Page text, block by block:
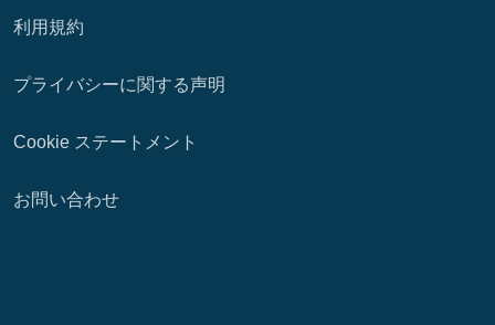
利用規約
プライバシーに関する声明
Cookie ステートメント
お問い合わせ